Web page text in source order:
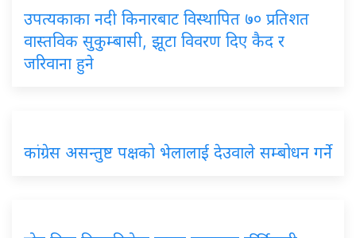
उपत्यकाका नदी किनारबाट विस्थापित ७० प्रतिशत
वास्तविक सुकुम्बासी, झूटा विवरण दिए कैद र
जरिवाना हुने
कांग्रेस असन्तुष्ट पक्षको भेलालाई देउवाले सम्बोधन गर्ने